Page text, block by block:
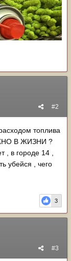
#2
топлива
В ЖИЗНИ ?
, в городе 14 ,
убейся , чего
3
#3